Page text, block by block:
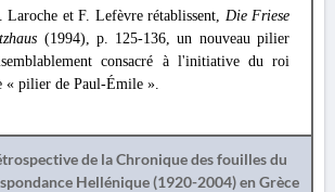
Laroche et F. Lefèvre rétablissent, Die Friese
(1994), p. 125-136, un nouveau pilier
consacré à l'initiative du roi
« pilier de Paul-Émile ».
de la Chronique des fouilles du
Hellénique (1920-2004) en Grèce